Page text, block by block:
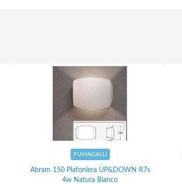
FUMAGALLI
Abram 150 Plafoniera UP&DOWN R7s
4w Natura Bianco